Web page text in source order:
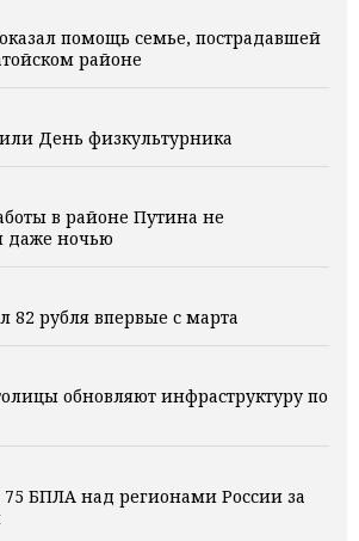
помощь семье, пострадавшей
районе
День физкультурника
в районе Путина не
даже ночью
82 рубля впервые с марта
обновляют инфраструктуру по
БПЛА над регионами России за